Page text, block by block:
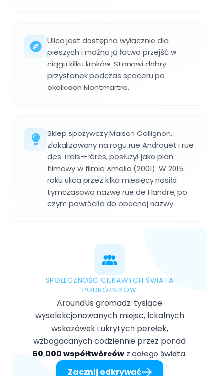
Ulica jest dostępna wyłącznie dla
pieszych i można ją łatwo przejść w
ciągu kilku kroków. Stanowi dobry
przystanek podczas spaceru po
okolicach Montmartre.
Sklep spożywczy Maison Collignon,
zlokalizowany na rogu rue Androuet i rue
des Trois-Frères, posłużył jako plan
filmowy w filmie Amelia (2001). W 2015
roku ulica przez kilka miesięcy nosiła
tymczasowo nazwę rue de Flandre, po
czym powróciła do obecnej nazwy.
SPOŁECZNOŚĆ CIEKAWYCH ŚWIATA
PODRÓŻNIKÓW
AroundUs gromadzi tysiące
wyselekcjonowanych miejsc, lokalnych
wskazówek i ukrytych perełek,
wzbogacanych codziennie przez ponad
60,000 współtwórców z całego świata.
Zacznij odkrywać